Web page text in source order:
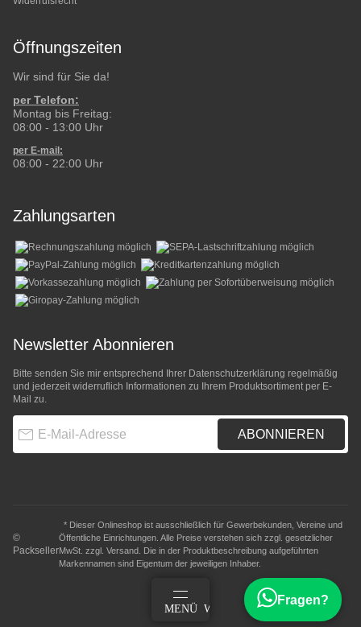
Öffnungszeiten
Wir sind für Sie da!
per Telefon:
Montag bis Freitag:
08:00 - 13:00 Uhr
per E-mail:
08:00 - 22:00 Uhr
Zahlungsarten
Newsletter Abonnieren
Bitte senden Sie mir entsprechend Ihrer Datenschutzerklärung regelmäßig
und jederzeit widerruflich Informationen zu Ihrem Produktsortiment per E-
Mail zu.
ABONNIEREN
©
Packseller
* Dieser Onlineshop ist ausschließlich für Gewerbekunden, Vereine und
Öffentliche Einrichtungen. Alle Preise verstehen sich zzgl. gesetzlicher
MwSt. zzgl. Versand . Die in der Produktbeschreibung aufgeführten
Markennamen sind Eigentum der jeweiligen Inhaber.
MENÜ WARENKORB
Fragen?